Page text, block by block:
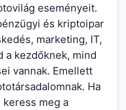
eseményeit.
és kriptoipar
marketing, IT,
a kezdőknek, mind
vannak. Emellett
Ha
meg a